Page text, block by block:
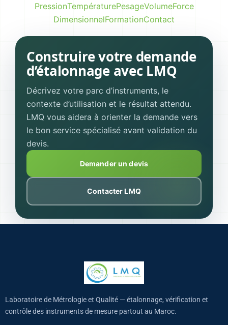
PressionTempératurePesageVolumeForce
DimensionnelFormationContact
Construire votre demande
d’étalonnage avec LMQ
Décrivez votre parc d’instruments, le
contexte d’utilisation et le résultat attendu.
LMQ vous aidera à orienter la demande vers
le bon service spécialisé avant validation du
devis.
Demander un devis
Contacter LMQ
Laboratoire de Métrologie et Qualité — étalonnage, vérification et
contrôle des instruments de mesure partout au Maroc.